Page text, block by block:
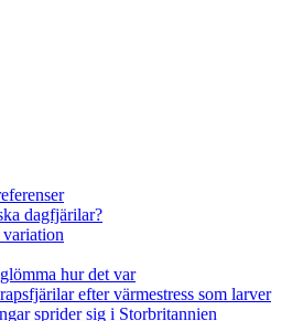
dagfjärilar?
variation
hur det var
efter värmestress som larver
sprider sig i Storbritannien